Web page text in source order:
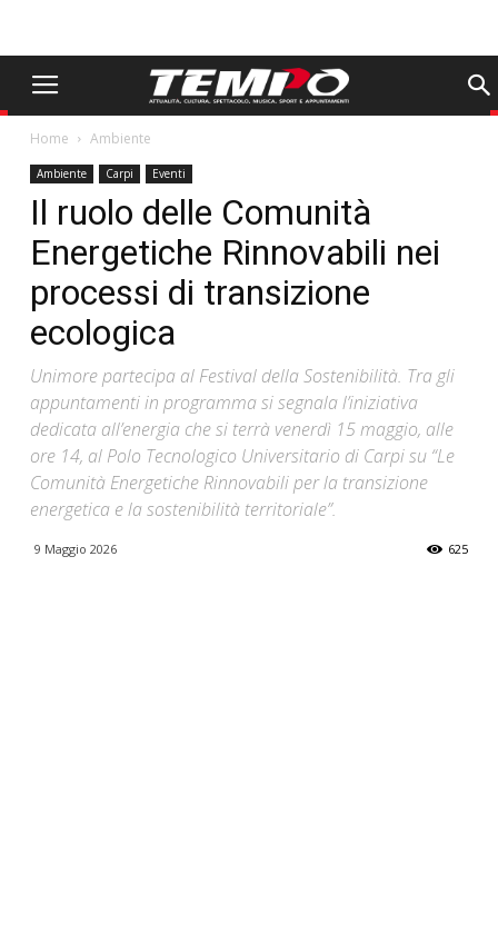
Home Ambiente
Ambiente Carpi Eventi
Il ruolo delle Comunità
Energetiche Rinnovabili nei
processi di transizione
ecologica
Unimore partecipa al Festival della Sostenibilità. Tra gli
appuntamenti in programma si segnala l’iniziativa
dedicata all’energia che si terrà venerdì 15 maggio, alle
ore 14, al Polo Tecnologico Universitario di Carpi su “Le
Comunità Energetiche Rinnovabili per la transizione
energetica e la sostenibilità territoriale”.
9 Maggio 2026 625